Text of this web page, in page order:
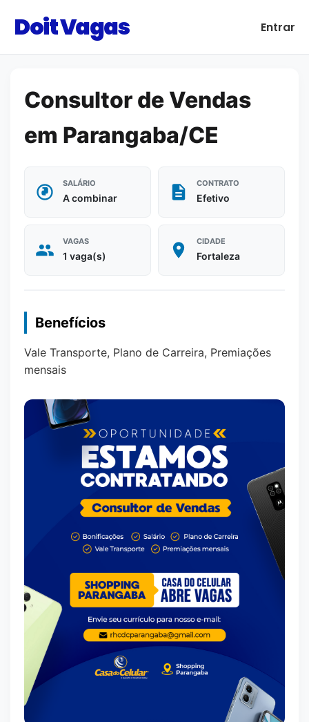
Doit Vagas Entrar
Consultor de Vendas
em Parangaba/CE
SALÁRIO
A combinar
CONTRATO
Efetivo
VAGAS
1 vaga(s)
CIDADE
Fortaleza
Benefícios
Vale Transporte, Plano de Carreira, Premiações
mensais